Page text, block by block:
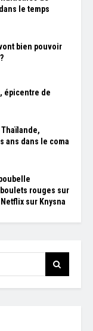
le temps
bien pouvoir
épicentre de
ans dans le coma
rouges sur
sur Knysna